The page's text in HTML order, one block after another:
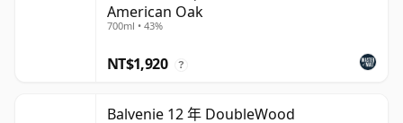
American Oak
700ml • 43%
NT$1,920 ?
Balvenie 12 年 DoubleWood